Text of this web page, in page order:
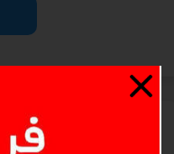
محصولات مرتبط